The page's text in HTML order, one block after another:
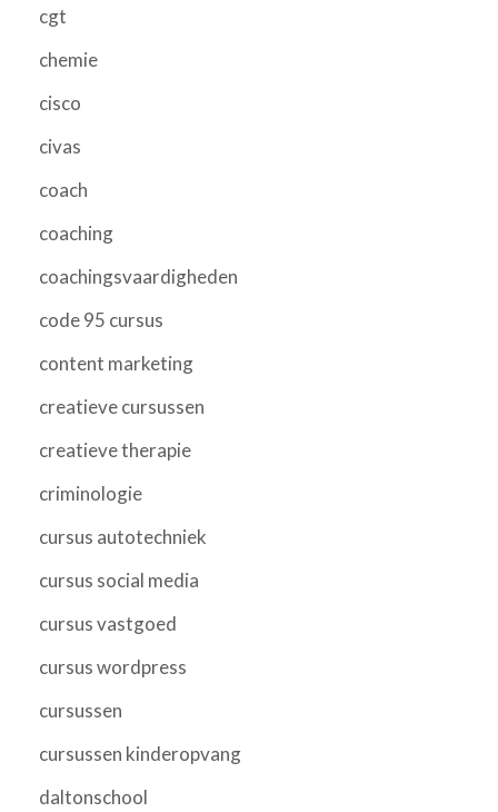
cgt
chemie
cisco
civas
coach
coaching
coachingsvaardigheden
code 95 cursus
content marketing
creatieve cursussen
creatieve therapie
criminologie
cursus autotechniek
cursus social media
cursus vastgoed
cursus wordpress
cursussen
cursussen kinderopvang
daltonschool